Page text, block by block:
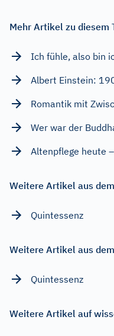
Mehr Artikel zu diesem
Ich fühle, also bin
Albert Einstein:
Romantik mit
Wer war der
Altenpflege heute
Weitere Artikel aus
Quintessenz
Weitere Artikel aus
Quintessenz
Weitere Artikel auf